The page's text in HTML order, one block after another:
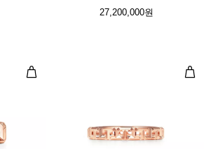
27,200,000원
트루 와이드 링, 로즈 골드 트